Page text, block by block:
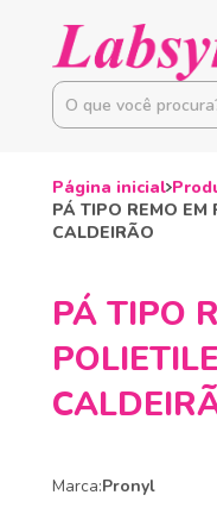
Página inicial
PÁ TIPO REMO EM
CALDEIRÃO
PÁ TIPO
Marca:Pronyl